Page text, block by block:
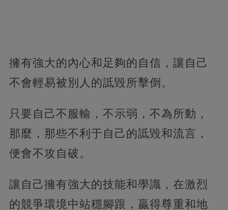
擁有強大的內心和足夠的自信，讓自己
不會輕易被別人的詆毀所擊倒。
只要自己不服輸，不示弱，不為所動，
那麼，那些不利于自己的詆毀和流言，
便會不攻自破。
讓自己擁有強大的技能和學識，在激烈
的競爭環境中站穩腳跟，贏得尊重和地